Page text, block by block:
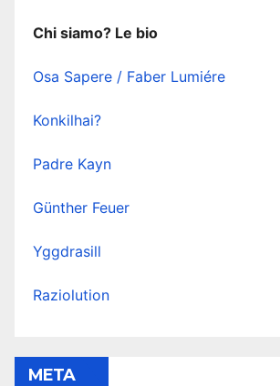
Chi siamo? Le bio
Osa Sapere / Faber Lumiére
Konkilhai?
Padre Kayn
Günther Feuer
Yggdrasill
Raziolution
META